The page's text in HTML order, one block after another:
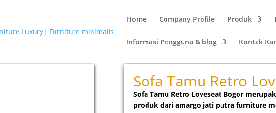
Home Company Profile Produk
Informasi Pengguna & blog
Kontak
Sofa Tamu Retro
Sofa Tamu Retro Loveseat Bogor
produk dari amargo jati putra furniture